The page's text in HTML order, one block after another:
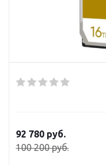
92 780 руб.
100 200руб.